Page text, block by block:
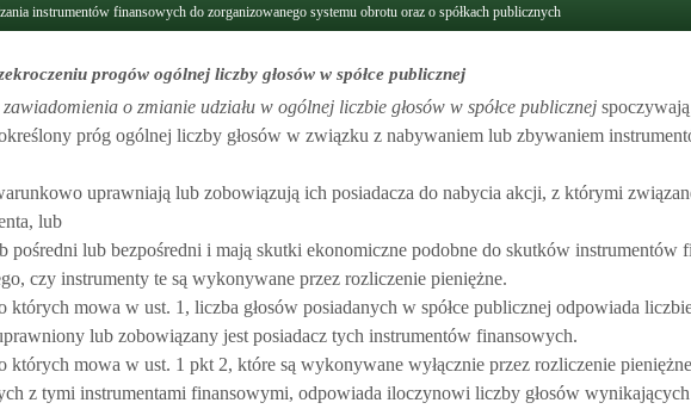
instrumentów finansowych do zorganizowanego systemu obrotu oraz o spółkach publicznych
progów ogólnej liczby głosów w spółce publicznej
o zmianie udziału w ogólnej liczbie głosów w spółce publicznej
próg ogólnej liczby głosów w związku z nabywaniem lub zbywaniem
uprawniają lub zobowiązują ich posiadacza do nabycia akcji, z którymi
lub
pośredni lub bezpośredni i mają skutki ekonomiczne podobne do skutków instrumentów
czy instrumenty te są wykonywane przez rozliczenie pieniężne.
mowa w ust. 1, liczba głosów posiadanych w spółce publicznej odpowiada
lub zobowiązany jest posiadacz tych instrumentów finansowych.
mowa w ust. 1 pkt 2, które są wykonywane wyłącznie przez rozliczenie
z tymi instrumentami finansowymi, odpowiada iloczynowi liczby głosów